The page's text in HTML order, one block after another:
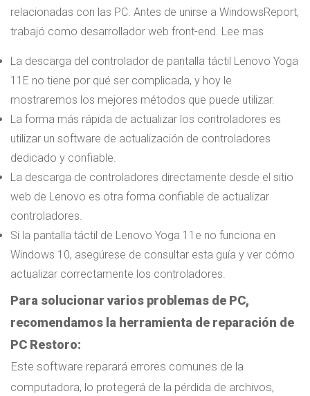
relacionadas con las PC. Antes de unirse a WindowsReport,
trabajó como desarrollador web front-end. Lee mas
La descarga del controlador de pantalla táctil Lenovo Yoga
11E no tiene por qué ser complicada, y hoy le
mostraremos los mejores métodos que puede utilizar.
La forma más rápida de actualizar los controladores es
utilizar un software de actualización de controladores
dedicado y confiable.
La descarga de controladores directamente desde el sitio
web de Lenovo es otra forma confiable de actualizar
controladores.
Si la pantalla táctil de Lenovo Yoga 11e no funciona en
Windows 10, asegúrese de consultar esta guía y ver cómo
actualizar correctamente los controladores.
Para solucionar varios problemas de PC,
recomendamos la herramienta de reparación de
PC Restoro:
Este software reparará errores comunes de la
computadora, lo protegerá de la pérdida de archivos,